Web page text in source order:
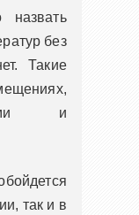
без
Такие
и
так и в